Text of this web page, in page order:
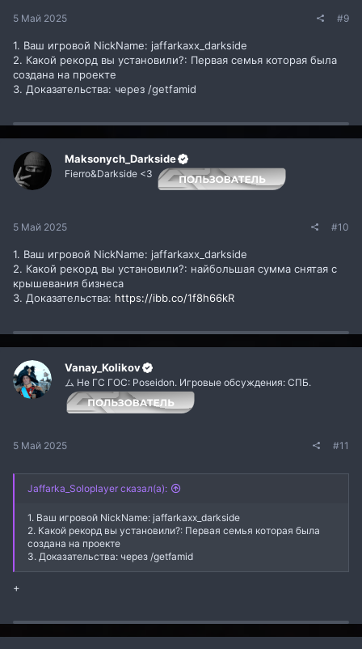
5 Май 2025 #9
1. Ваш игровой NickName: jaffarkaxx_darkside
2. Какой рекорд вы установили?: Первая семья которая была
создана на проекте
3. Доказательства: через /getfamid
Maksonych_Darkside
Fierro&Darkside <3
5 Май 2025 #10
1. Ваш игровой NickName: jaffarkaxx_darkside
2. Какой рекорд вы установили?: найбольшая сумма снятая с
крышевания бизнеса
3. Доказательства: https://ibb.co/1f8h66kR
Vanay_Kolikov
ム Не ГС ГОС: Poseidon. Игровые обсуждения: СПБ.
5 Май 2025 #11
Jaffarka_Soloplayer сказал(а):
1. Ваш игровой NickName: jaffarkaxx_darkside
2. Какой рекорд вы установили?: Первая семья которая была
создана на проекте
3. Доказательства: через /getfamid
+